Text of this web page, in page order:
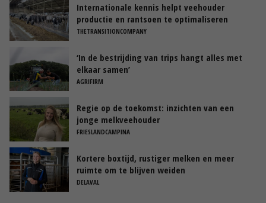
Internationale kennis helpt veehouder
productie en rantsoen te optimaliseren
THETRANSITIONCOMPANY
‘In de bestrijding van trips hangt alles met
elkaar samen’
AGRIFIRM
Regie op de toekomst: inzichten van een
jonge melkveehouder
FRIESLANDCAMPINA
Kortere boxtijd, rustiger melken en meer
ruimte om te blijven weiden
DELAVAL